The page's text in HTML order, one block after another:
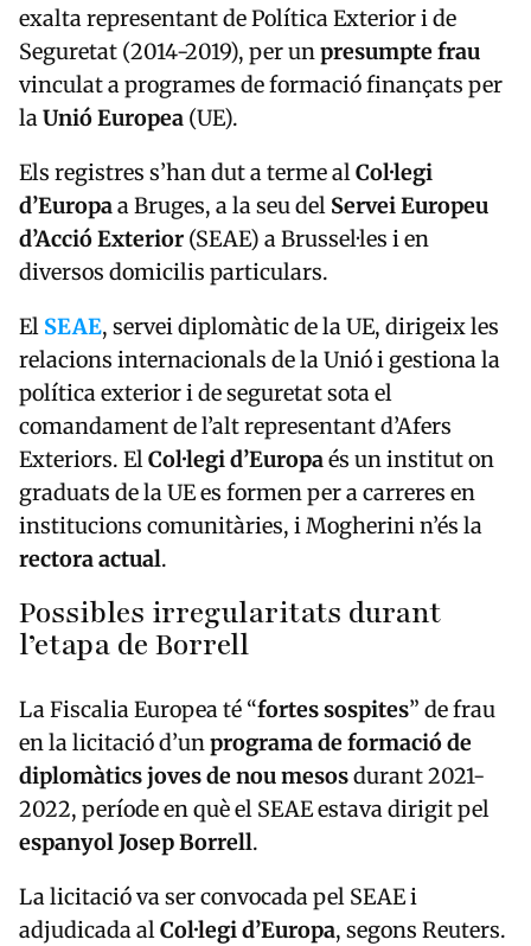
exalta representant de Política Exterior i de
Seguretat (2014-2019), per unpresumpte frau
vinculat a programes de formació finançats per
laUnió Europea (UE).
Els registres s’han dut a terme alCol·legi
d’Europaa Bruges, a la seu del Servei Europeu
d’Acció Exterior (SEAE) a Brussel·les i en
diversos domicilis particulars.
El SEAE, servei diplomàtic de la UE, dirigeix les
relacions internacionals de la Unió i gestiona la
política exterior i de seguretat sota el
comandament de l’alt representant d’Afers
Exteriors. ElCol·legi d’Europaés un institut on
graduats de la UE es formen per a carreres en
institucions comunitàries, i Mogherini n’és la
rectora actual.
Possibles irregularitats durant
l’etapa de Borrell
La Fiscalia Europea té “fortes sospites” de frau
en la licitació d’unprograma de formació de
diplomàtics joves de nou mesosdurant 2021-
2022, període en què el SEAE estava dirigit pel
espanyol Josep Borrell.
La licitació va ser convocada pel SEAE i
adjudicada alCol·legi d’Europa, segons Reuters.